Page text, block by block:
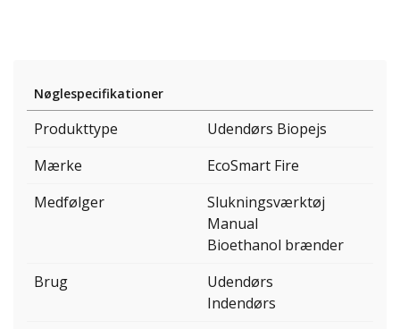
Nøglespecifikationer
Produkttype
Udendørs Biopejs
Mærke
EcoSmart Fire
Medfølger
Slukningsværktøj
Manual
Bioethanol brænder
Brug
Udendørs
Indendørs